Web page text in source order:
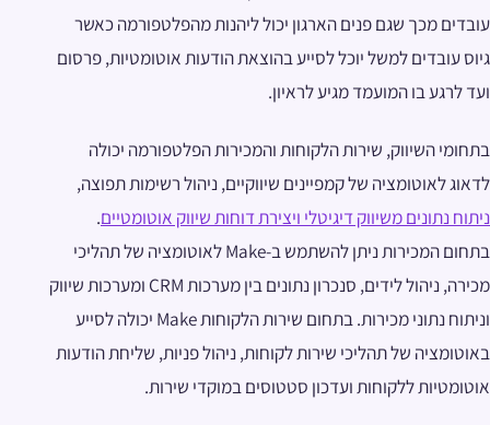
עובדים מכך שגם פנים הארגון יכול ליהנות מהפלטפורמה כאשר
גיוס עובדים למשל יוכל לסייע בהוצאת הודעות אוטומטיות, פרסום
ועד לרגע בו המועמד מגיע לראיון.
בתחומי השיווק, שירות הלקוחות והמכירות הפלטפורמה יכולה
לדאוג לאוטומציה של קמפיינים שיווקיים, ניהול רשימות תפוצה,
ניתוח נתונים משיווק דיגיטלי ויצירת דוחות שיווק אוטומטיים.
בתחום המכירות ניתן להשתמש ב-Make לאוטומציה של תהליכי
מכירה, ניהול לידים, סנכרון נתונים בין מערכות CRM ומערכות שיווק
וניתוח נתוני מכירות. בתחום שירות הלקוחות Make יכולה לסייע
באוטומציה של תהליכי שירות לקוחות, ניהול פניות, שליחת הודעות
אוטומטיות ללקוחות ועדכון סטטוסים במוקדי שירות.